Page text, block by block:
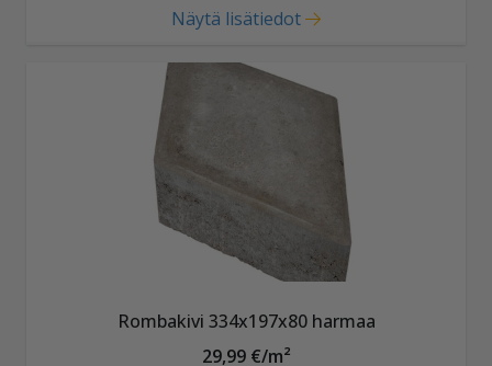
Näytä lisätiedot
Rombakivi 334x197x80 harmaa
29,99 €/m²